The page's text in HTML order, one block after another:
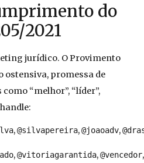
do
2021
jurídico. O Provimento
ostensiva, promessa de
“melhor”, “líder”,
,@silvapereira,@joaoadv,
,@vitoriagarantida,@vencedor